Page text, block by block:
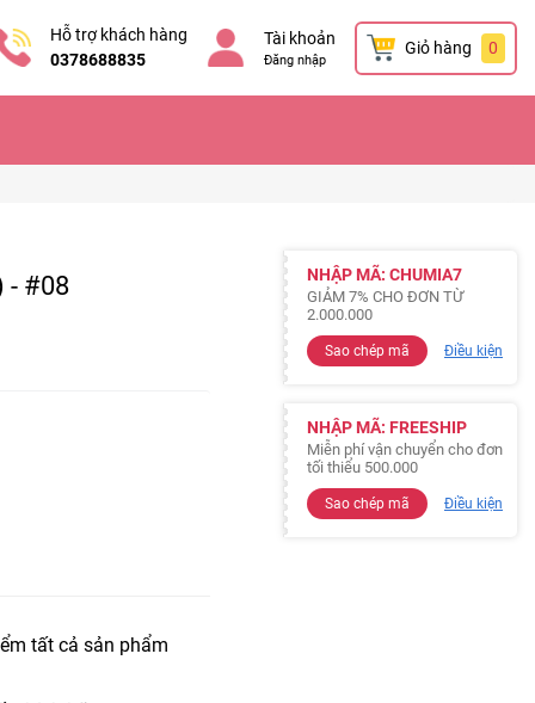
Hỗ trợ khách hàng
0378688835
Tài khoản
Đăng nhập
Giỏ hàng 0
- #08
tất cả sản phẩm
NHẬP MÃ: CHUMIA7
GIẢM 7% CHO ĐƠN TỪ
2.000.000
Sao chép mã Điều kiện
NHẬP MÃ: FREESHIP
Miễn phí vận chuyển cho đơn
tối thiểu 500.000
Sao chép mã Điều kiện